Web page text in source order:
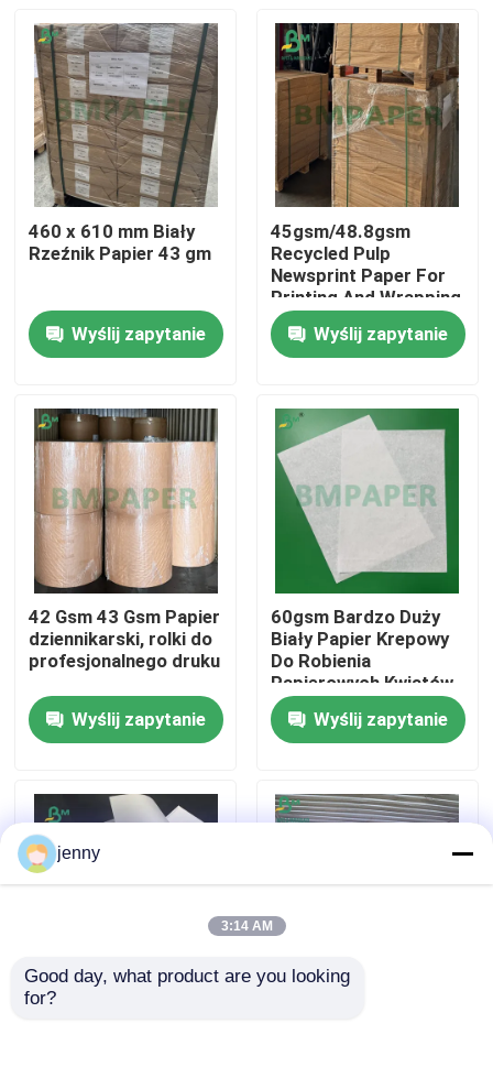
Dom
Produkty
O nas
Wycieczka po fabryce
Kontrola jakości
Aktualności
Papier do plotera CAD
460 x 610 mm Biały
Rzeźnik Papier 43 gm
Wyślij zapytanie
45gsm/48.8gsm
Recycled Pulp
Newsprint Paper For
Printing And Wrapping
In Roll
Wyślij zapytanie
42 Gsm 43 Gsm Papier
dziennikarski, rolki do
profesjonalnego druku
Wyślij zapytanie
60gsm Bardzo Duży
Biały Papier Krepowy
Do Robienia
Papierowych Kwiatów
Papieru
Rzemieślniczego
Wyślij zapytanie
Papier do drukowania
jenny
3:14 AM
Good day, what product are you looking
for?